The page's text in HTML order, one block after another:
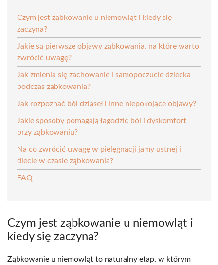
Czym jest ząbkowanie u niemowląt i kiedy się
zaczyna?
Jakie są pierwsze objawy ząbkowania, na które warto
zwrócić uwagę?
Jak zmienia się zachowanie i samopoczucie dziecka
podczas ząbkowania?
Jak rozpoznać ból dziąseł i inne niepokojące objawy?
Jakie sposoby pomagają łagodzić ból i dyskomfort
przy ząbkowaniu?
Na co zwrócić uwagę w pielęgnacji jamy ustnej i
diecie w czasie ząbkowania?
FAQ
Czym jest ząbkowanie u niemowląt i
kiedy się zaczyna?
Ząbkowanie u niemowląt to naturalny etap, w którym